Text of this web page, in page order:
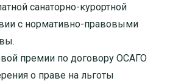
санаторно-курортной
с нормативно-правовыми
премии по договору ОСАГО
о праве на льготы